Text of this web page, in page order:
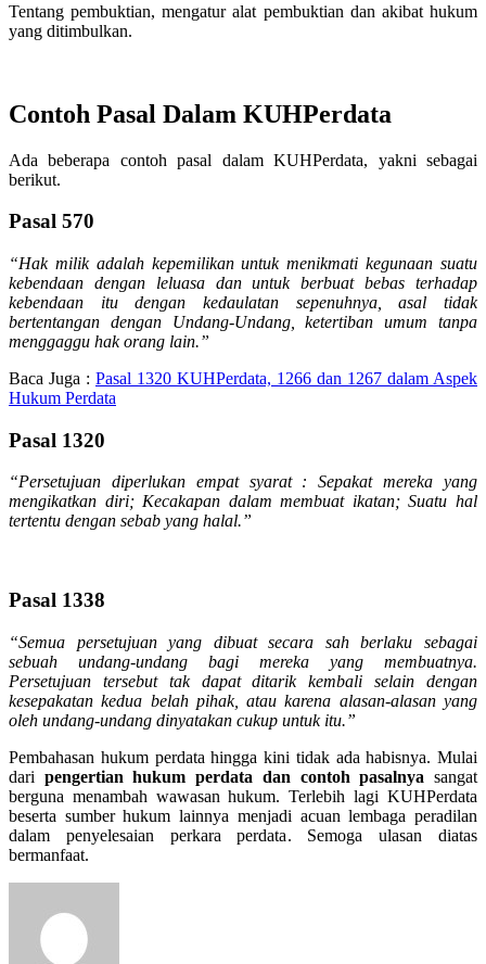
Tentang pembuktian, mengatur alat pembuktian dan akibat hukum
yang ditimbulkan.
Contoh Pasal Dalam KUHPerdata
Ada beberapa contoh pasal dalam KUHPerdata, yakni sebagai
berikut.
Pasal 570
“Hak milik adalah kepemilikan untuk menikmati kegunaan suatu
kebendaan dengan leluasa dan untuk berbuat bebas terhadap
kebendaan itu dengan kedaulatan sepenuhnya, asal tidak
bertentangan dengan Undang-Undang, ketertiban umum tanpa
menggaggu hak orang lain.”
Baca Juga : Pasal 1320 KUHPerdata, 1266 dan 1267 dalam Aspek
Hukum Perdata
Pasal 1320
“Persetujuan diperlukan empat syarat : Sepakat mereka yang
mengikatkan diri; Kecakapan dalam membuat ikatan; Suatu hal
tertentu dengan sebab yang halal.”
Pasal 1338
“Semua persetujuan yang dibuat secara sah berlaku sebagai
sebuah undang-undang bagi mereka yang membuatnya.
Persetujuan tersebut tak dapat ditarik kembali selain dengan
kesepakatan kedua belah pihak, atau karena alasan-alasan yang
oleh undang-undang dinyatakan cukup untuk itu.”
Pembahasan hukum perdata hingga kini tidak ada habisnya. Mulai
dari pengertian hukum perdata dan contoh pasalnyasangat
berguna menambah wawasan hukum. Terlebih lagi KUHPerdata
beserta sumber hukum lainnya menjadi acuan lembaga peradilan
dalam penyelesaian perkara perdata. Semoga ulasan diatas
bermanfaat.